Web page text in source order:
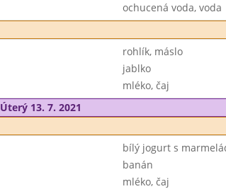
ochucená voda, voda
rohlík, máslo
jablko
mléko, čaj
Úterý 13. 7. 2021
bílý jogurt s
banán
mléko, čaj